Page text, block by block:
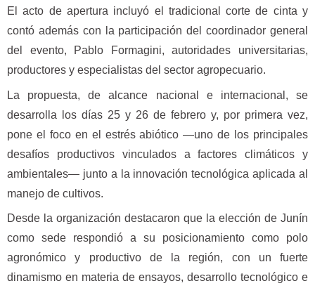
El acto de apertura incluyó el tradicional corte de cinta y
contó además con la participación del coordinador general
del evento, Pablo Formagini, autoridades universitarias,
productores y especialistas del sector agropecuario.
La propuesta, de alcance nacional e internacional, se
desarrolla los días 25 y 26 de febrero y, por primera vez,
pone el foco en el estrés abiótico —uno de los principales
desafíos productivos vinculados a factores climáticos y
ambientales— junto a la innovación tecnológica aplicada al
manejo de cultivos.
Desde la organización destacaron que la elección de Junín
como sede respondió a su posicionamiento como polo
agronómico y productivo de la región, con un fuerte
dinamismo en materia de ensayos, desarrollo tecnológico e